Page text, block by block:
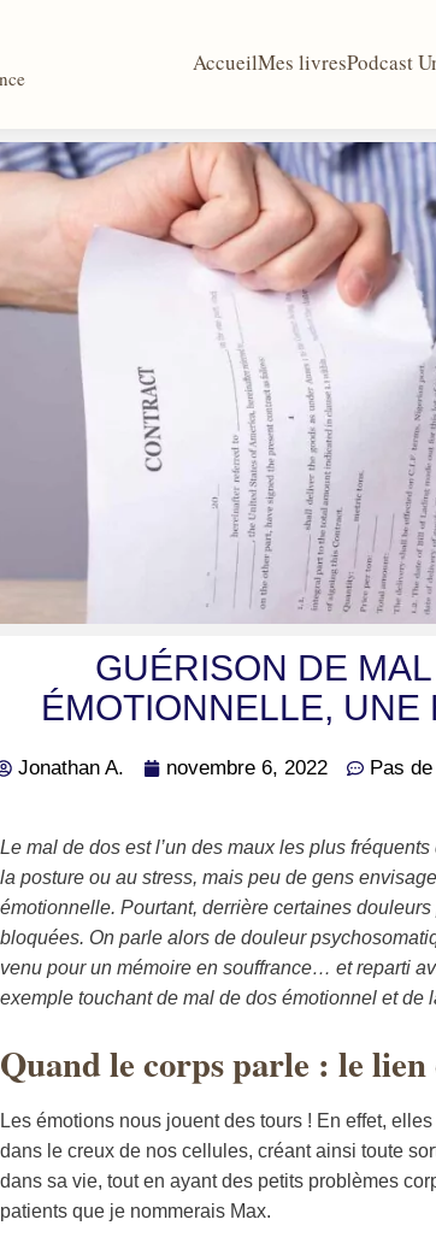
AccueilMes livresPodcast
GUÉRISON DE
ÉMOTIONNELLE, UNE
Jonathan A. novembre 6, 2022 Pas
Le mal de dos est l’un des maux les plus
la posture ou au stress, mais peu de gens
émotionnelle. Pourtant, derrière certaines
bloquées. On parle alors de douleur
venu pour un mémoire en souffrance… et reparti
exemple touchant de mal de dos émotionnel et de
Quand le corps parle : le
Les émotions nous jouent des tours ! En effet,
dans le creux de nos cellules, créant ainsi toute
dans sa vie, tout en ayant des petits problèmes
patients que je nommerais Max.